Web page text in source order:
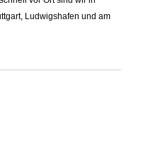
Ludwigshafen und am